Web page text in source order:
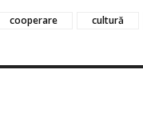
cooperare cultură